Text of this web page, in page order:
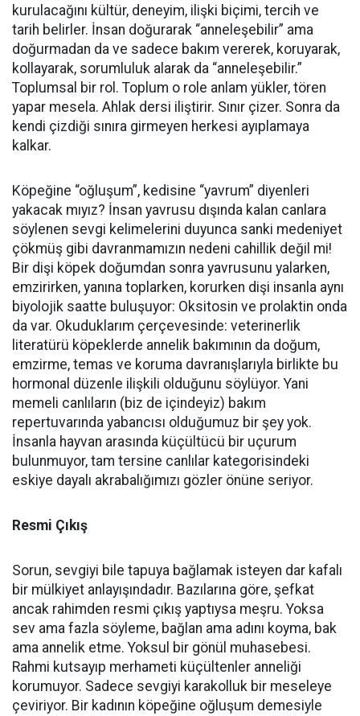
kurulacağını kültür, deneyim, ilişki biçimi, tercih ve
tarih belirler. İnsan doğurarak “anneleşebilir” ama
doğurmadan da ve sadece bakım vererek, koruyarak,
kollayarak, sorumluluk alarak da “anneleşebilir.”
Toplumsal bir rol. Toplum o role anlam yükler, tören
yapar mesela. Ahlak dersi iliştirir. Sınır çizer. Sonra da
kendi çizdiği sınıra girmeyen herkesi ayıplamaya
kalkar.
Köpeğine “oğluşum”, kedisine “yavrum” diyenleri
yakacak mıyız? İnsan yavrusu dışında kalan canlara
söylenen sevgi kelimelerini duyunca sanki medeniyet
çökmüş gibi davranmamızın nedeni cahillik değil mi!
Bir dişi köpek doğumdan sonra yavrusunu yalarken,
emzirirken, yanına toplarken, korurken dişi insanla aynı
biyolojik saatte buluşuyor: Oksitosin ve prolaktin onda
da var. Okuduklarım çerçevesinde: veterinerlik
literatürü köpeklerde annelik bakımının da doğum,
emzirme, temas ve koruma davranışlarıyla birlikte bu
hormonal düzenle ilişkili olduğunu söylüyor. Yani
memeli canlıların (biz de içindeyiz) bakım
repertuvarında yabancısı olduğumuz bir şey yok.
İnsanla hayvan arasında küçültücü bir uçurum
bulunmuyor, tam tersine canlılar kategorisindeki
eskiye dayalı akrabalığımızı gözler önüne seriyor.
Resmi Çıkış
Sorun, sevgiyi bile tapuya bağlamak isteyen dar kafalı
bir mülkiyet anlayışındadır. Bazılarına göre, şefkat
ancak rahimden resmi çıkış yaptıysa meşru. Yoksa
sev ama fazla söyleme, bağlan ama adını koyma, bak
ama annelik etme. Yoksul bir gönül muhasebesi.
Rahmi kutsayıp merhameti küçültenler anneliği
korumuyor. Sadece sevgiyi karakolluk bir meseleye
çeviriyor. Bir kadının köpeğine oğluşum demesiyle